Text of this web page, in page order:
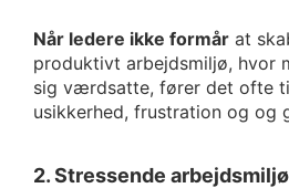
Når ledere ikke formår at
produktivt arbejdsmiljø, hvor
sig værdsatte, fører det ofte
usikkerhed, frustration og og
2. Stressende arbejdsmiljø